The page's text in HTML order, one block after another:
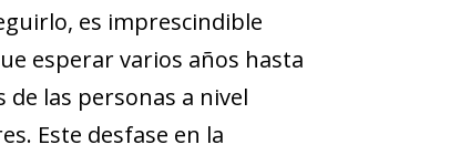
es imprescindible
esperar varios años hasta
las personas a nivel
Este desfase en la